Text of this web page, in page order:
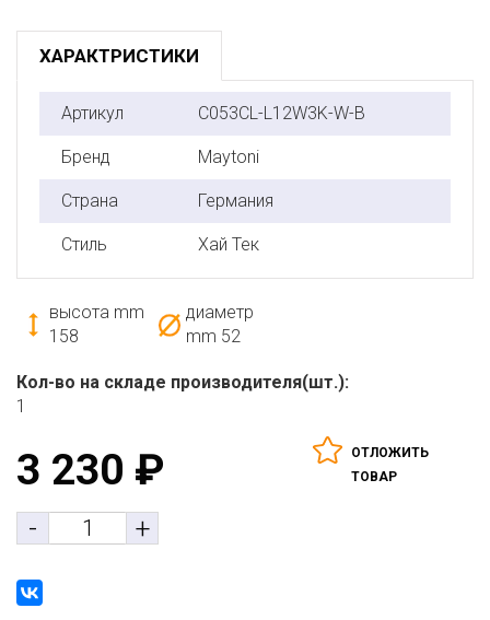
ХАРАКТРИСТИКИ
Артикул C053CL-L12W3K-W-B
Бренд Maytoni
Страна Германия
Стиль Хай Тек
высота mm
158
диаметр
mm 52
Кол-во на складе производителя(шт.):
1
3 230 ₽
- +
ОТЛОЖИТЬ
ТОВАР